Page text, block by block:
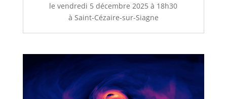
le vendredi 5 décembre 2025 à 18h30
à Saint-Cézaire-sur-Siagne